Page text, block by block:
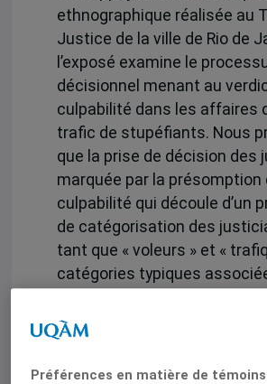
ethnographique réalisée au
Justice de la ville de Rio de
l’exposé examine le
décisionnel menant au
culpabilité dans les affaires
trafic de stupéfiants. Nous
que la prise de décision des
marquée par la présomption
culpabilité qui découle d’un
de catégorisation des
tant que « voleurs » et «
catégories typiques
l’individu insoumis et
modus vivendi commun
Prenant appui sur les
Préférences en matière de témoins